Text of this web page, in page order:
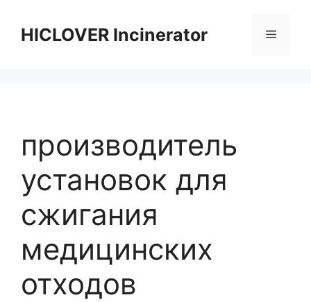
contentHICLOVER Incinerator Menu
производитель
установок для
сжигания
медицинских
отходов